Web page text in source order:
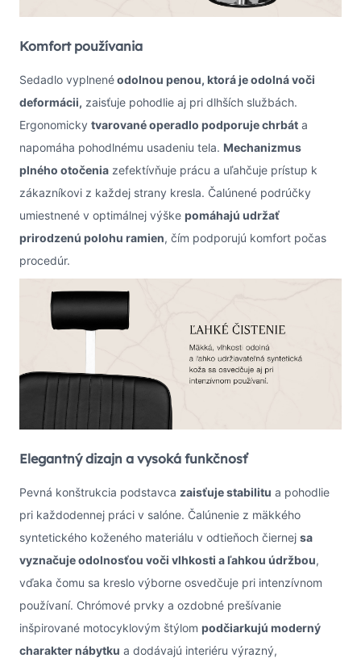
Komfort používania
Sedadlo vyplnenéodolnou penou, ktorá je odolná voči
deformácii, zaisťuje pohodlie aj pri dlhších službách.
Ergonomicky tvarované operadlo podporuje chrbát a
napomáha pohodlnému usadeniu tela. Mechanizmus
plného otočenia zefektívňuje prácu a uľahčuje prístup k
zákazníkovi z každej strany kresla. Čalúnené podrúčky
umiestnené v optimálnej výške pomáhajú udržať
prirodzenú polohu ramien, čím podporujú komfort počas
procedúr.
Elegantný dizajn a vysoká funkčnosť
Pevná konštrukcia podstavca zaisťuje stabilitu a pohodlie
pri každodennej práci v salóne. Čalúnenie z mäkkého
syntetického koženého materiálu v odtieňoch čiernej sa
vyznačuje odolnosťou voči vlhkosti a ľahkou údržbou,
vďaka čomu sa kreslo výborne osvedčuje pri intenzívnom
používaní. Chrómové prvky a ozdobné prešívanie
inšpirované motocyklovým štýlom podčiarkujú moderný
charakter nábytku a dodávajú interiéru výrazný,